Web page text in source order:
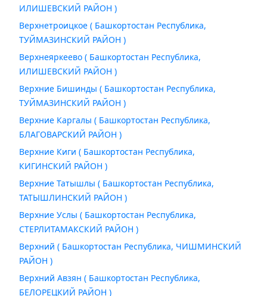
ИЛИШЕВСКИЙ РАЙОН )
Верхнетроицкое ( Башкортостан Республика,
ТУЙМАЗИНСКИЙ РАЙОН )
Верхнеяркеево ( Башкортостан Республика,
ИЛИШЕВСКИЙ РАЙОН )
Верхние Бишинды ( Башкортостан Республика,
ТУЙМАЗИНСКИЙ РАЙОН )
Верхние Каргалы ( Башкортостан Республика,
БЛАГОВАРСКИЙ РАЙОН )
Верхние Киги ( Башкортостан Республика,
КИГИНСКИЙ РАЙОН )
Верхние Татышлы ( Башкортостан Республика,
ТАТЫШЛИНСКИЙ РАЙОН )
Верхние Услы ( Башкортостан Республика,
СТЕРЛИТАМАКСКИЙ РАЙОН )
Верхний ( Башкортостан Республика, ЧИШМИНСКИЙ
РАЙОН )
Верхний Авзян ( Башкортостан Республика,
БЕЛОРЕЦКИЙ РАЙОН )